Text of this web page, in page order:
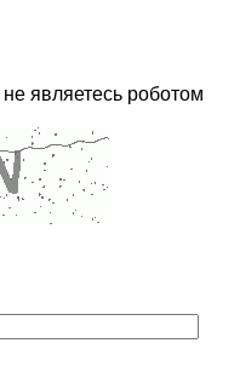
являетесь роботом